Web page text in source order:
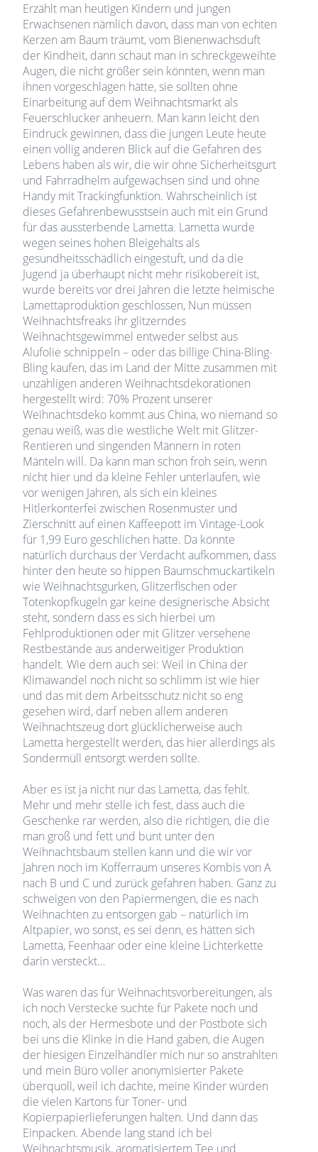
Erzählt man heutigen Kindern und jungen
Erwachsenen nämlich davon, dass man von echten
Kerzen am Baum träumt, vom Bienenwachsduft
der Kindheit, dann schaut man in schreckgeweihte
Augen, die nicht größer sein könnten, wenn man
ihnen vorgeschlagen hätte, sie sollten ohne
Einarbeitung auf dem Weihnachtsmarkt als
Feuerschlucker anheuern. Man kann leicht den
Eindruck gewinnen, dass die jungen Leute heute
einen völlig anderen Blick auf die Gefahren des
Lebens haben als wir, die wir ohne Sicherheitsgurt
und Fahrradhelm aufgewachsen sind und ohne
Handy mit Trackingfunktion. Wahrscheinlich ist
dieses Gefahrenbewusstsein auch mit ein Grund
für das aussterbende Lametta. Lametta wurde
wegen seines hohen Bleigehalts als
gesundheitsschädlich eingestuft, und da die
Jugend ja überhaupt nicht mehr risikobereit ist,
wurde bereits vor drei Jahren die letzte heimische
Lamettaproduktion geschlossen, Nun müssen
Weihnachtsfreaks ihr glitzerndes
Weihnachtsgewimmel entweder selbst aus
Alufolie schnippeln – oder das billige China-Bling-
Bling kaufen, das im Land der Mitte zusammen mit
unzähligen anderen Weihnachtsdekorationen
hergestellt wird: 70% Prozent unserer
Weihnachtsdeko kommt aus China, wo niemand so
genau weiß, was die westliche Welt mit Glitzer-
Rentieren und singenden Männern in roten
Mänteln will. Da kann man schon froh sein, wenn
nicht hier und da kleine Fehler unterlaufen, wie
vor wenigen Jahren, als sich ein kleines
Hitlerkonterfei zwischen Rosenmuster und
Zierschnitt auf einen Kaffeepott im Vintage-Look
für 1,99 Euro geschlichen hatte. Da könnte
natürlich durchaus der Verdacht aufkommen, dass
hinter den heute so hippen Baumschmuckartikeln
wie Weihnachtsgurken, Glitzerfischen oder
Totenkopfkugeln gar keine designerische Absicht
steht, sondern dass es sich hierbei um
Fehlproduktionen oder mit Glitzer versehene
Restbestände aus anderweitiger Produktion
handelt. Wie dem auch sei: Weil in China der
Klimawandel noch nicht so schlimm ist wie hier
und das mit dem Arbeitsschutz nicht so eng
gesehen wird, darf neben allem anderen
Weihnachtszeug dort glücklicherweise auch
Lametta hergestellt werden, das hier allerdings als
Sondermüll entsorgt werden sollte.
Aber es ist ja nicht nur das Lametta, das fehlt.
Mehr und mehr stelle ich fest, dass auch die
Geschenke rar werden, also die richtigen, die die
man groß und fett und bunt unter den
Weihnachtsbaum stellen kann und die wir vor
Jahren noch im Kofferraum unseres Kombis von A
nach B und C und zurück gefahren haben. Ganz zu
schweigen von den Papiermengen, die es nach
Weihnachten zu entsorgen gab – natürlich im
Altpapier, wo sonst, es sei denn, es hätten sich
Lametta, Feenhaar oder eine kleine Lichterkette
darin versteckt…
Was waren das für Weihnachtsvorbereitungen, als
ich noch Verstecke suchte für Pakete noch und
noch, als der Hermesbote und der Postbote sich
bei uns die Klinke in die Hand gaben, die Augen
der hiesigen Einzelhändler mich nur so anstrahlten
und mein Büro voller anonymisierter Pakete
überquoll, weil ich dachte, meine Kinder würden
die vielen Kartons für Toner- und
Kopierpapierlieferungen halten. Und dann das
Einpacken. Abende lang stand ich bei
Weihnachtsmusik, aromatisiertem Tee und